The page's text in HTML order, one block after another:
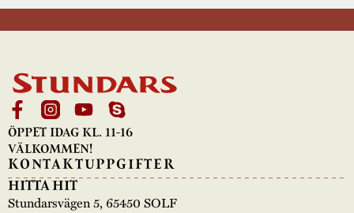
ÖPPET IDAG KL. 11-16
VÄLKOMMEN!
KONTAKTUPPGIFTER
HITTA HIT
Stundarsvägen 5, 65450 SOLF